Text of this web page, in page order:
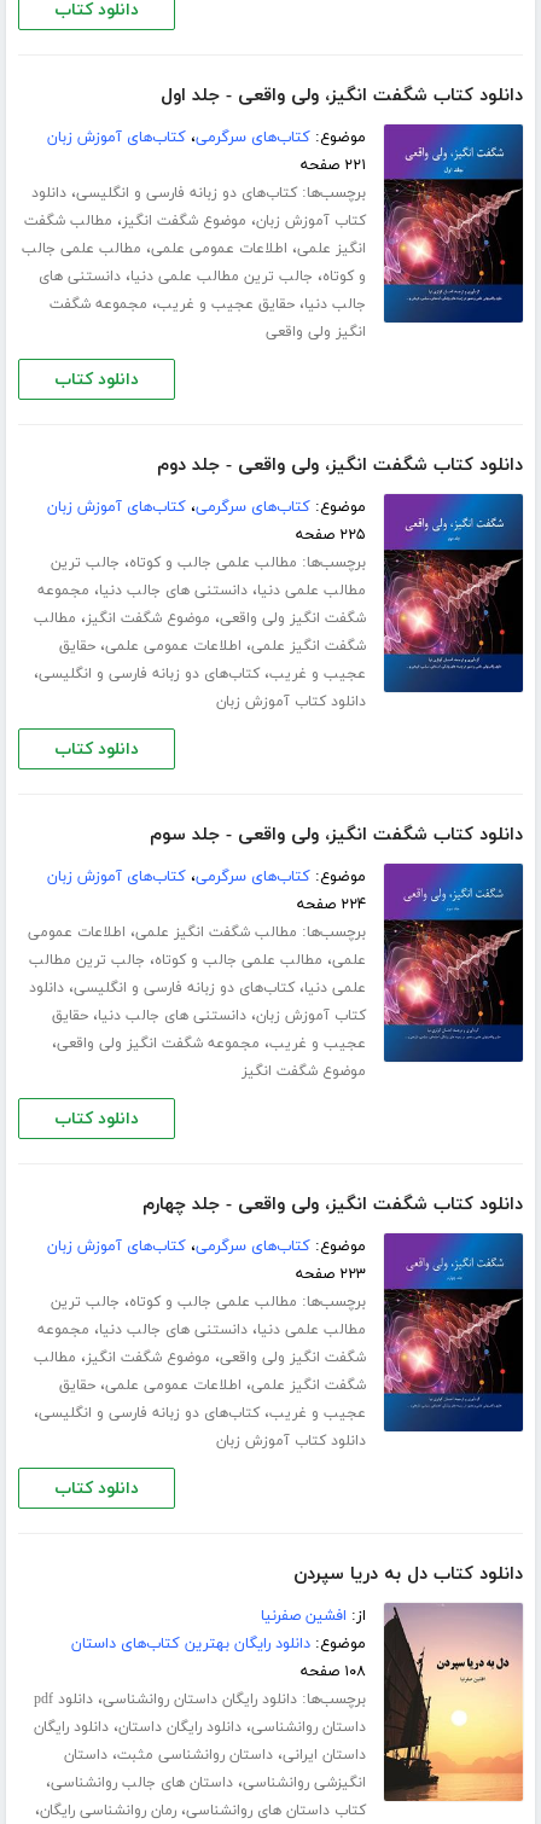
دانلود کتاب
دانلود کتاب شگفت انگیز، ولی واقعی - جلد اول
موضوع:کتاب‌های سرگرمی،کتاب‌های آموزش زبان
۲۲۱ صفحه
برچسب‌ها:کتاب‌های دو زبانه فارسی و انگلیسی،دانلود
کتاب آموزش زبان، موضوع شگفت انگیز، مطالب شگفت
انگیز علمی، اطلاعات عمومی علمی، مطالب علمی جالب
و کوتاه، جالب ترین مطالب علمی دنیا،دانستنی های
جالب دنیا،حقایق عجیب و غریب، مجموعه شگفت
انگیز ولی واقعی
دانلود کتاب
دانلود کتاب شگفت انگیز، ولی واقعی - جلد دوم
موضوع:کتاب‌های سرگرمی،کتاب‌های آموزش زبان
۲۲۵ صفحه
برچسب‌ها: مطالب علمی جالب و کوتاه، جالب ترین
مطالب علمی دنیا،دانستنی های جالب دنیا، مجموعه
شگفت انگیز ولی واقعی، موضوع شگفت انگیز، مطالب
شگفت انگیز علمی، اطلاعات عمومی علمی،حقایق
عجیب و غریب،کتاب‌های دو زبانه فارسی و انگلیسی،
دانلود کتاب آموزش زبان
دانلود کتاب
دانلود کتاب شگفت انگیز، ولی واقعی - جلد سوم
موضوع:کتاب‌های سرگرمی،کتاب‌های آموزش زبان
۲۲۴ صفحه
برچسب‌ها: مطالب شگفت انگیز علمی، اطلاعات عمومی
علمی، مطالب علمی جالب و کوتاه، جالب ترین مطالب
علمی دنیا،کتاب‌های دو زبانه فارسی و انگلیسی،دانلود
کتاب آموزش زبان،دانستنی های جالب دنیا،حقایق
عجیب و غریب، مجموعه شگفت انگیز ولی واقعی،
موضوع شگفت انگیز
دانلود کتاب
دانلود کتاب شگفت انگیز، ولی واقعی - جلد چهارم
موضوع:کتاب‌های سرگرمی،کتاب‌های آموزش زبان
۲۲۳ صفحه
برچسب‌ها: مطالب علمی جالب و کوتاه، جالب ترین
مطالب علمی دنیا،دانستنی های جالب دنیا، مجموعه
شگفت انگیز ولی واقعی، موضوع شگفت انگیز، مطالب
شگفت انگیز علمی، اطلاعات عمومی علمی،حقایق
عجیب و غریب،کتاب‌های دو زبانه فارسی و انگلیسی،
دانلود کتاب آموزش زبان
دانلود کتاب
دانلود کتاب دل به دریا سپردن
از: افشین صفرنیا
موضوع:دانلود رایگان بهترین کتاب‌های داستان
۱۰۸ صفحه
برچسب‌ها:دانلود رایگان داستان روانشناسی،
دانلود pdf
داستان روانشناسی،دانلود رایگان داستان،دانلود رایگان
داستان ایرانی،داستان روانشناسی مثبت،داستان
انگیزشی روانشناسی،داستان های جالب روانشناسی،
کتاب داستان های روانشناسی،رمان روانشناسی رایگان،